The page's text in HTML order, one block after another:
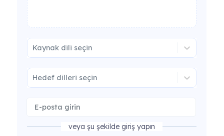
Kaynak dili seçin
Hedef dilleri seçin
veya şu şekilde giriş yapın